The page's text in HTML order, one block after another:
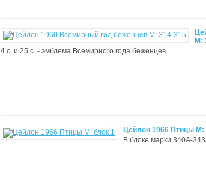
М:
4 с. и 25 с. - эмблема Всемирного года беженцев ..
Цейлон 1966 Птицы М:
В блоке марки 340А-